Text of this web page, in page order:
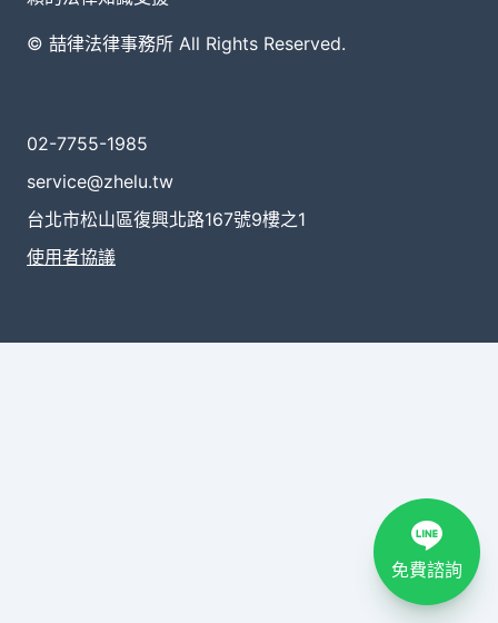
© 喆律法律事務所 All Rights Reserved.
02-7755-1985
service@zhelu.tw
台北市松山區復興北路167號9樓之1
使用者協議
免費諮詢